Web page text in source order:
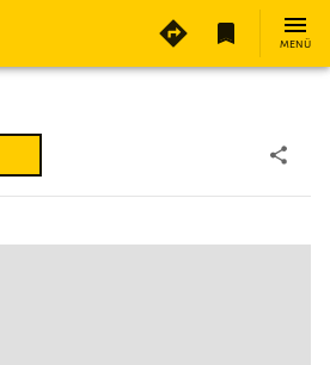
MENÜ